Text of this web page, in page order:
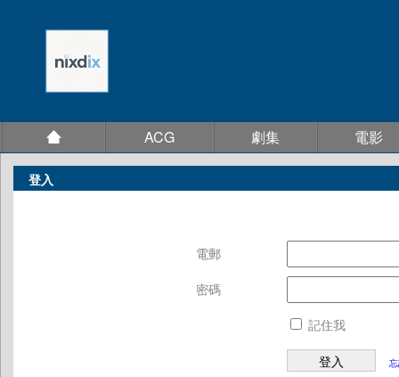
ACG 劇集 電影
登入
電郵
密碼
記住我